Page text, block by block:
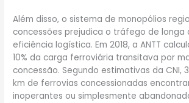
Além disso, o sistema de monopólios
concessões prejudica o tráfego de longa
eficiência logística. Em 2018, a ANTT
10% da carga ferroviária transitava por
concessão. Segundo estimativas da CNI,
km de ferrovias concessionadas
inoperantes ou simplesmente